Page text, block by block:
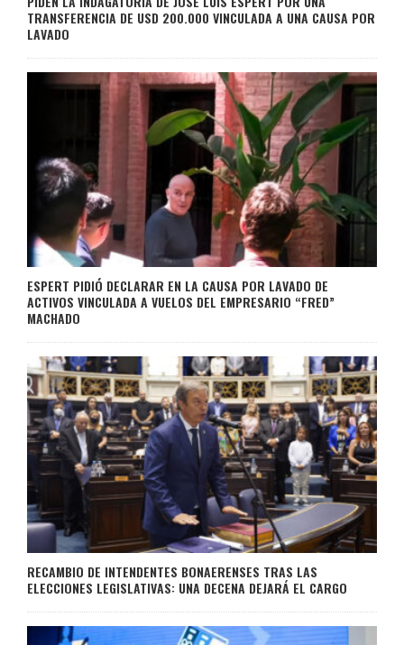
TRANSFERENCIA DE USD 200.000 VINCULADA A UNA CAUSA POR
LAVADO
ESPERT PIDIÓ DECLARAR EN LA CAUSA POR LAVADO DE
ACTIVOS VINCULADA A VUELOS DEL EMPRESARIO “FRED”
MACHADO
RECAMBIO DE INTENDENTES BONAERENSES TRAS LAS
ELECCIONES LEGISLATIVAS: UNA DECENA DEJARÁ EL CARGO